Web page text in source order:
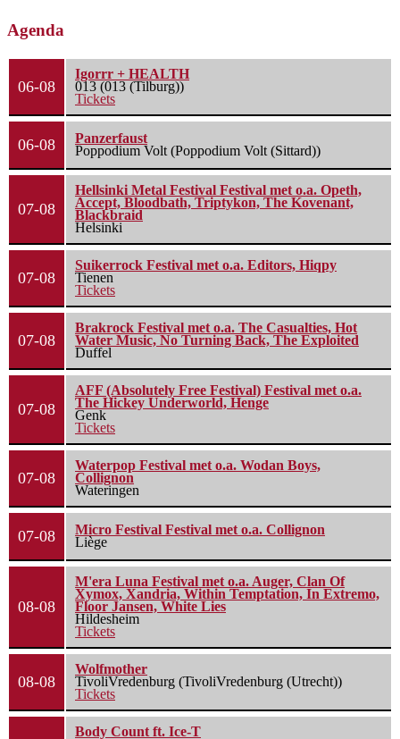
Agenda
06-08
Igorrr + HEALTH
013 (013 (Tilburg))
Tickets
06-08
Panzerfaust
Poppodium Volt (Poppodium Volt (Sittard))
07-08
Hellsinki Metal Festival Festival met o.a. Opeth,
Accept, Bloodbath, Triptykon, The Kovenant,
Blackbraid
Helsinki
07-08
Suikerrock Festival met o.a. Editors, Hiqpy
Tienen
Tickets
07-08
Brakrock Festival met o.a. The Casualties, Hot
Water Music, No Turning Back, The Exploited
Duffel
07-08
AFF (Absolutely Free Festival) Festival met o.a.
The Hickey Underworld, Henge
Genk
Tickets
07-08
Waterpop Festival met o.a. Wodan Boys,
Collignon
Wateringen
07-08
Micro Festival Festival met o.a. Collignon
Liège
08-08
M'era Luna Festival met o.a. Auger, Clan Of
Xymox, Xandria, Within Temptation, In Extremo,
Floor Jansen, White Lies
Hildesheim
Tickets
08-08
Wolfmother
TivoliVredenburg (TivoliVredenburg (Utrecht))
Tickets
Body Count ft. Ice-T